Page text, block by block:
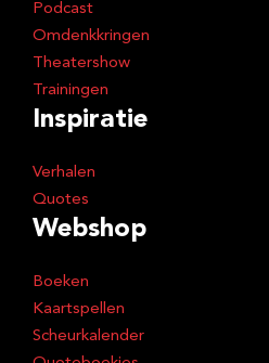
Podcast
Omdenkkringen
Theatershow
Trainingen
Inspiratie
Verhalen
Quotes
Webshop
Boeken
Kaartspellen
Scheurkalender